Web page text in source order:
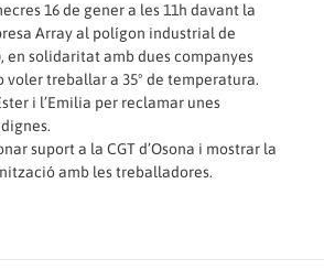
16 de gener a les 11h davant la
Array al polígon industrial de
en solidaritat amb dues companyes
voler treballar a 35º de temperatura.
i l’Emilia per reclamar unes
suport a la CGT d’Osona i mostrar la
amb les treballadores.